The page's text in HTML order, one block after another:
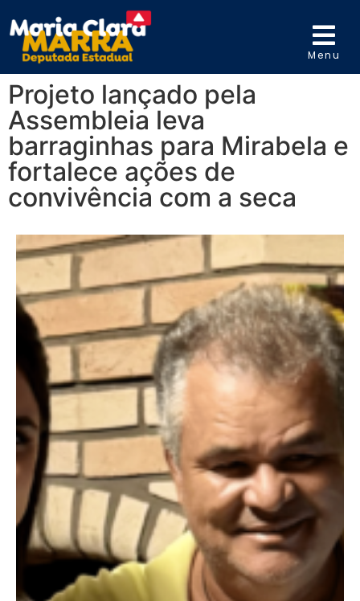
Menu
Projeto lançado pela
Assembleia leva
barraginhas para Mirabela e
fortalece ações de
convivência com a seca